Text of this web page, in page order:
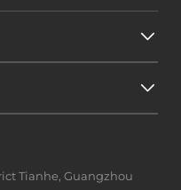
Tianhe, Guangzhou